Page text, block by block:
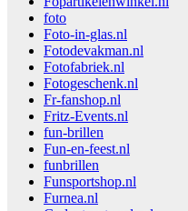
foto
Foto-in-glas.nl
Fotodevakman.nl
Fotofabriek.nl
Fotogeschenk.nl
Fr-fanshop.nl
Fritz-Events.nl
fun-brillen
Fun-en-feest.nl
funbrillen
Funsportshop.nl
Furnea.nl